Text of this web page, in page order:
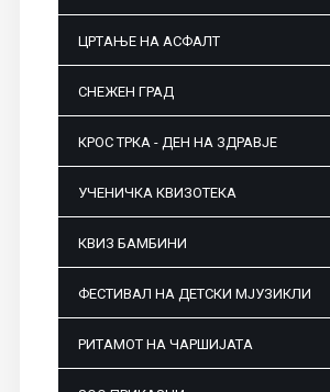
ЦРТАЊЕ НА АСФАЛТ
СНЕЖЕН ГРАД
КРОС ТРКА - ДЕН НА ЗДРАВЈЕ
УЧЕНИЧКА КВИЗОТЕКА
КВИЗ БАМБИНИ
ФЕСТИВАЛ НА ДЕТСКИ МЈУЗИКЛИ
РИТАМОТ НА ЧАРШИЈАТА